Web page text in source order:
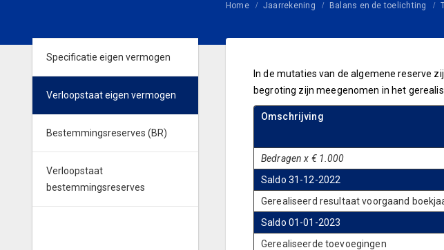
Home Jaarrekening Balans en de toelichting
Specificatie eigen vermogen
Verloopstaat eigen vermogen
Bestemmingsreserves (BR)
Verloopstaat
bestemmingsreserves
In de mutaties van de algemene reserve
begroting zijn meegenomen in het
Omschrijving
Bedragen x € 1.000
Saldo 31-12-2022
Gerealiseerd resultaat voorgaand
Saldo 01-01-2023
Gerealiseerde toevoegingen